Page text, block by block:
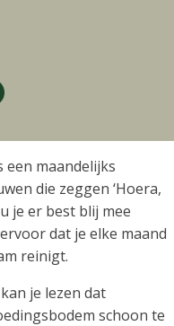
een maandelijks
die zeggen ‘Hoera,
je er best blij mee
dat je elke maand
reinigt.
kan je lezen dat
schoon te